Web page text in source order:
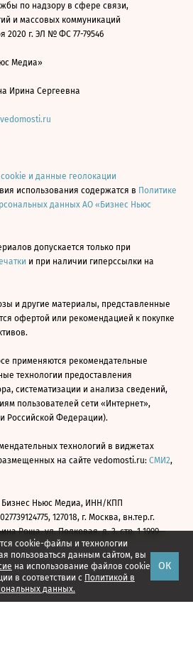
cookie-файлы и технологии
пользоваться данным сайтом, вы
на использование файлов cookie
в соответствии с Политикой в
данных.
ОК
по надзору в сфере связи,
и массовых коммуникаций
2020 г. ЭЛ № ФС 77-79546
Медиа»
Ирина Сергеевна
cookie и данные геолокации
использования содержатся в Политике
данных АО «Бизнес Ньюс
допускается только при
и при наличии гиперссылки на
и другие материалы, представленные
офертой или рекомендацией к покупке
применяются рекомендательные
технологии предоставления
систематизации и анализа сведений,
пользователей сети «Интернет»,
Российской Федерации).
технологий в виджетах
на сайте vedomosti.ru: СМИ2,
Ньюс Медиа, ИНН/КПП
127018, г. Москва, вн.тер.г.
Роща, ул. Полковая, д. 3, стр. 1 1999—